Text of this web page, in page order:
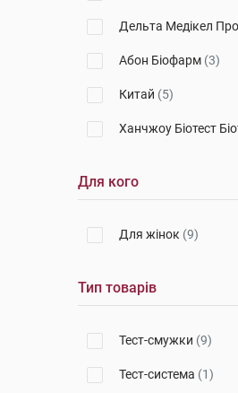
Дельта Медікел
Абон Біофарм (3)
Китай (5)
Ханчжоу Біотест
Для кого
Для жінок (9)
Тип товарів
Тест-смужки (9)
Тест-система (1)